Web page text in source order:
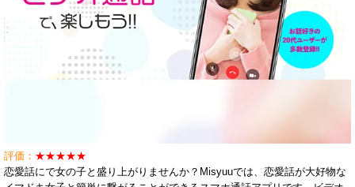
評価： ★★★★★
恋愛話にで女の子と盛り上がりませんか？Misyuuでは、恋愛話が大好物な